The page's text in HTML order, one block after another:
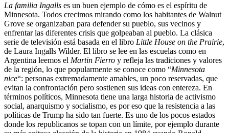
La familia Ingalls es un buen ejemplo de cómo es el espíritu de
Minnesota. Todos crecimos mirando como los habitantes de Walnut
Grove se organizaban para defender su pueblo, sus vecinos y
enfrentar las diferentes crisis que golpeaban al pueblo. La clásica
serie de televisión está basada en el libro Little House on the Prairie,
de Laura Ingalls Wilder. El libro se lee en las escuelas como en
Argentina leemos el Martin Fierro y refleja las tradiciones y valores
de la región, lo que popularmente se conoce como “Minnesota
nice“: personas extremadamente amables, un poco reservadas, que
evitan la confrontación pero sostienen sus ideas con entereza. En
términos políticos, Minnesota tiene una larga historia de activismo
social, anarquismo y socialismo, es por eso que la resistencia a las
políticas de Trump ha sido tan fuerte. Es uno de los pocos estados
donde los republicanos se topan con un límite, por ejemplo durante